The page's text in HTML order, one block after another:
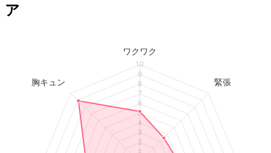
ア